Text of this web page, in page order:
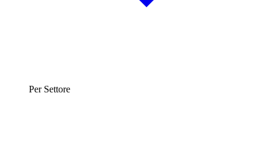
Per Settore